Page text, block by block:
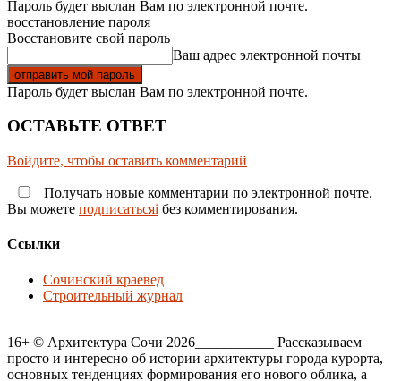
Пароль будет выслан Вам по электронной почте.
восстановление пароля
Восстановите свой пароль
Ваш адрес электронной почты
Пароль будет выслан Вам по электронной почте.
ОСТАВЬТЕ ОТВЕТ
Войдите, чтобы оставить комментарий
Получать новые комментарии по электронной почте.
Вы можете подписатьсяi без комментирования.
Ссылки
Сочинский краевед
Строительный журнал
16+ © Архитектура Сочи 2026___________ Рассказываем
просто и интересно об истории архитектуры города курорта,
основных тенденциях формирования его нового облика, а